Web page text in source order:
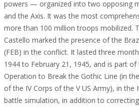
powers — organized into two opposing
and the Axis. It was the most
more than 100 million troops mobilized.
Castello marked the presence of the
(FEB) in the conflict. It lasted three
1944 to February 21, 1945, and is part
Operation to Break the Gothic Line (in
of the IV Corps of the V US Army), in the
battle simulation, in addition to